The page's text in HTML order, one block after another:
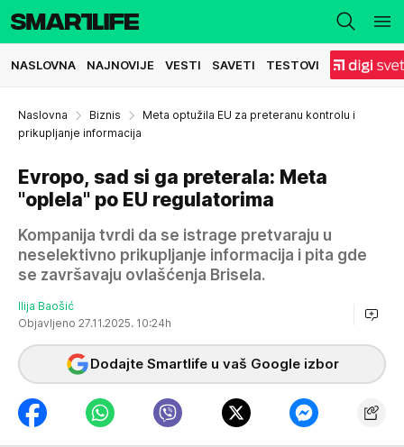
NASLOVNA NAJNOVIJE VESTI SAVETI TESTOVI
Naslovna Biznis
Meta optužila EU za preteranu kontrolu i
prikupljanje informacija
Evropo, sad si ga preterala: Meta
"oplela" po EU regulatorima
Kompanija tvrdi da se istrage pretvaraju u
neselektivno prikupljanje informacija i pita gde
se završavaju ovlašćenja Brisela.
Ilija Baošić
Objavljeno 27.11.2025. 10:24h
Dodajte Smartlife u vaš Google izbor